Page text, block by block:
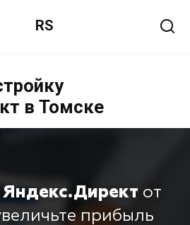
RS
в Томске
Яндекс.Директ от
прибыль